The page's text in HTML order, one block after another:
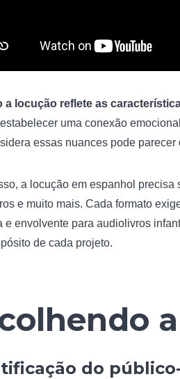
a locução reflete as
uma conexão
essas nuances pode
a locução em espanhol precisa
e muito mais. Cada formato
e envolvente para audiolivros
de cada projeto.
do